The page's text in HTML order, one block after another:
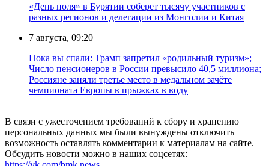
«День поля» в Бурятии соберет тысячу участников с
разных регионов и делегации из Монголии и Китая
7 августа, 09:20
Пока вы спали: Трамп запретил «родильный туризм»;
Число пенсионеров в России превысило 40,5 миллиона;
Россияне заняли третье место в медальном зачёте
чемпионата Европы в прыжках в воду
В связи с ужесточением требований к сбору и хранению
персональных данных мы были вынуждены отключить
возможность оставлять комментарии к материалам на сайте.
Обсудить новости можно в наших соцсетях: